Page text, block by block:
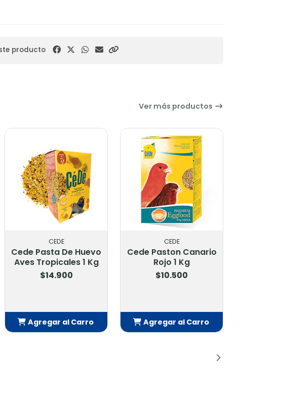
producto
Ver más productos
CEDE
Cede Pasta De Huevo
Aves Tropicales 1 Kg
$14.900
Agregar al Carro
CEDE
Cede Paston Canario
Rojo 1 Kg
$10.500
Agregar al Carro